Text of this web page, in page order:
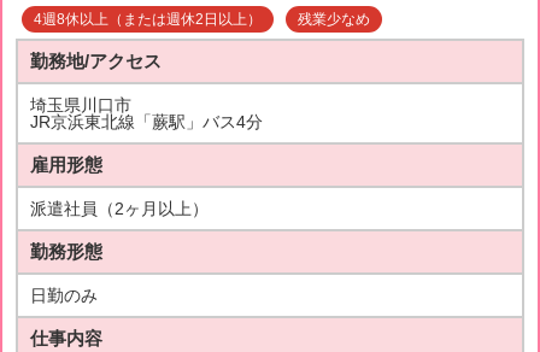
4週8休以上（または週休2日以上） 残業少なめ
勤務地/アクセス
埼玉県川口市
JR京浜東北線「蕨駅」バス4分
雇用形態
派遣社員（2ヶ月以上）
勤務形態
日勤のみ
仕事内容